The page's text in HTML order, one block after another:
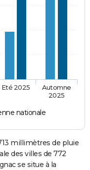
nationale
Eté 2025
Automne
2025
millimètres de pluie
des villes de 772
se situe à la